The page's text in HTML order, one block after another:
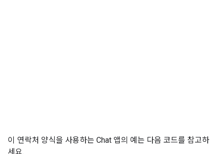
이 연락처 양식을 사용하는 Chat 앱의 예는 다음 코드를 참고하
세요.